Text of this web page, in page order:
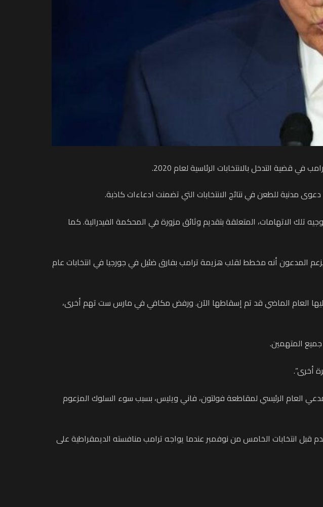
التدخل بالانتخابات الرئاسية لعام 2020.
مدنية للطعن في نتائج الانتخابات التي تضمنت ادعاءات كاذبة.
الاتهامات، المتعلقة بتقديم وثائق مزورة في المحكمة الفيدرالية. كما
عما يزعم المدعون أنه مخطط لقلب هزيمة ترامب بفارق ضئيل في جورجيا في انتخابات عام
التي تم الحصول عليها العام الماضي قد تم إسقاطها الآن. ورفض مكافي في مارس ست تهم أخرى،
المتهمين.
أخرى”.
العام الرئيسي لمقاطعة فولتون، فاني ويليس، بسبب سوء السلوك المزعوم
انتخابات الخامس من نوفمبر عندما يواجه ترامب منافسته الديمقراطية على